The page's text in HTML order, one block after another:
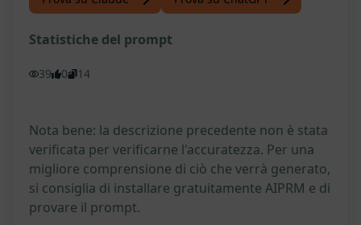
Statistiche del prompt
39 0 14
Nota bene: la descrizione precedente non è stata
verificata per verificarne l'accuratezza. Per una
migliore comprensione di ciò che verrà generato,
si consiglia di installare gratuitamente AIPRM e di
provare il prompt.